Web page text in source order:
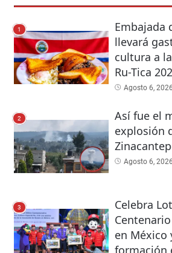
1
Embajada
llevará
cultura a
Ru-Tica
Agosto 6, 2026
2
Así fue el
explosión
Agosto 6, 2026
3
Celebra
en México